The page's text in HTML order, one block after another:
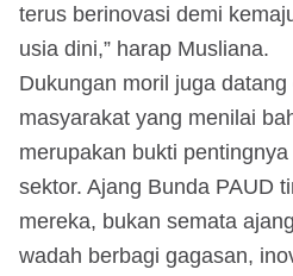
terus berinovasi demi
usia dini,” harap Musliana.
Dukungan moril juga
masyarakat yang menilai
merupakan bukti
sektor. Ajang Bunda PAUD
mereka, bukan semata
wadah berbagi gagasan,